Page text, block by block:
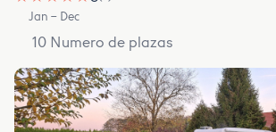
Jan – Dec
10 Numero de plazas